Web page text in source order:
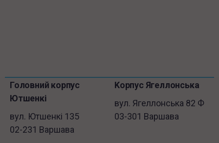
пропустити
нижній
колонтитул
Інформація у футері
Головний корпус
Ютшенкі
вул. Ютшенкі 135
02-231 Варшава
Kорпус Ягеллонська
вул. Ягеллонська 82 Ф
03-301 Варшава